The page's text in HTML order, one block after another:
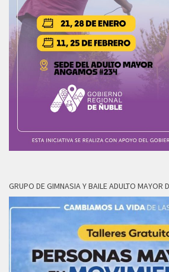
GRUPO DE GIMNASIA Y BAILE ADULTO MAYOR